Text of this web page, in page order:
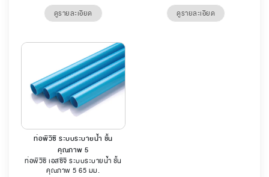
ดูรายละเอียด
ดูรายละเอียด
ท่อพีวีซี ระบบระบายน้ำ ชั้น
คุณภาพ 5
ท่อพีวีซี เอสซีจี ระบบระบายน้ำ ชั้น
คุณภาพ 5 65 มม.